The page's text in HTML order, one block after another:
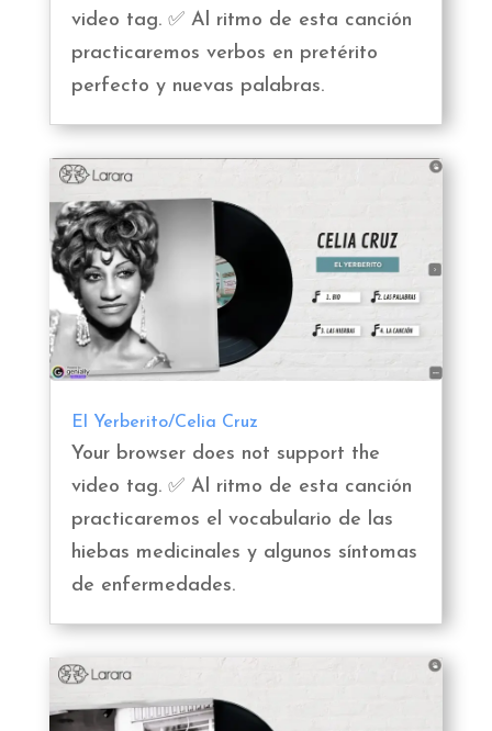
video tag. ✅ Al ritmo de esta canción
practicaremos verbos en pretérito
perfecto y nuevas palabras.
El Yerberito/Celia Cruz
Your browser does not support the
video tag. ✅ Al ritmo de esta canción
practicaremos el vocabulario de las
hiebas medicinales y algunos síntomas
de enfermedades.